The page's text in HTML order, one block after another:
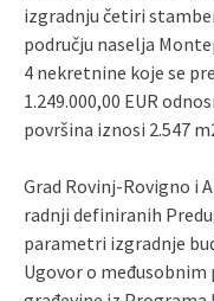
izgradnju četiri
području naselja
4 nekretnine koje se
1.249.000,00 EUR
površina iznosi 2.547
Grad Rovinj-Rovigno i
radnji definiranih
parametri izgradnje
Ugovor o međusobnim